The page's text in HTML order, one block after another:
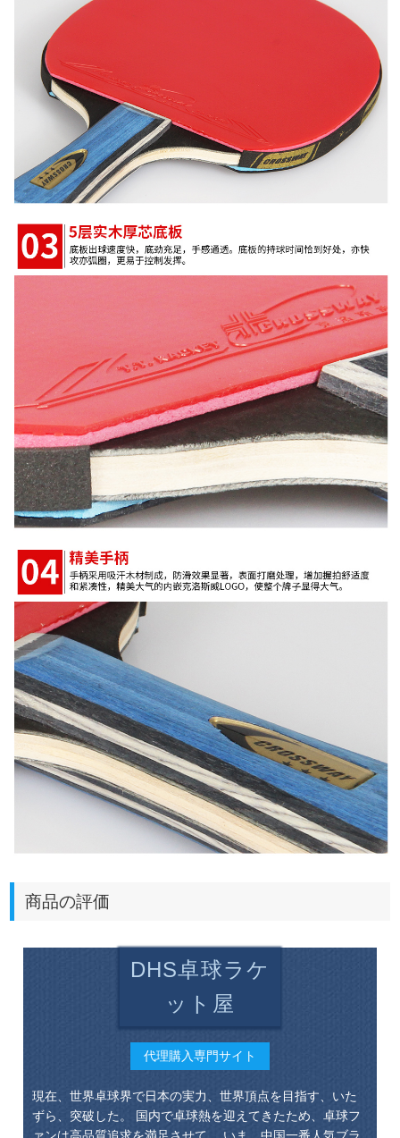
商品の評価
DHS卓球ラケ
ット屋
代理購入専門サイト
現在、世界卓球界で日本の実力、世界頂点を目指す、いた
ずら、突破した。 国内で卓球熱を迎えてきたため、卓球フ